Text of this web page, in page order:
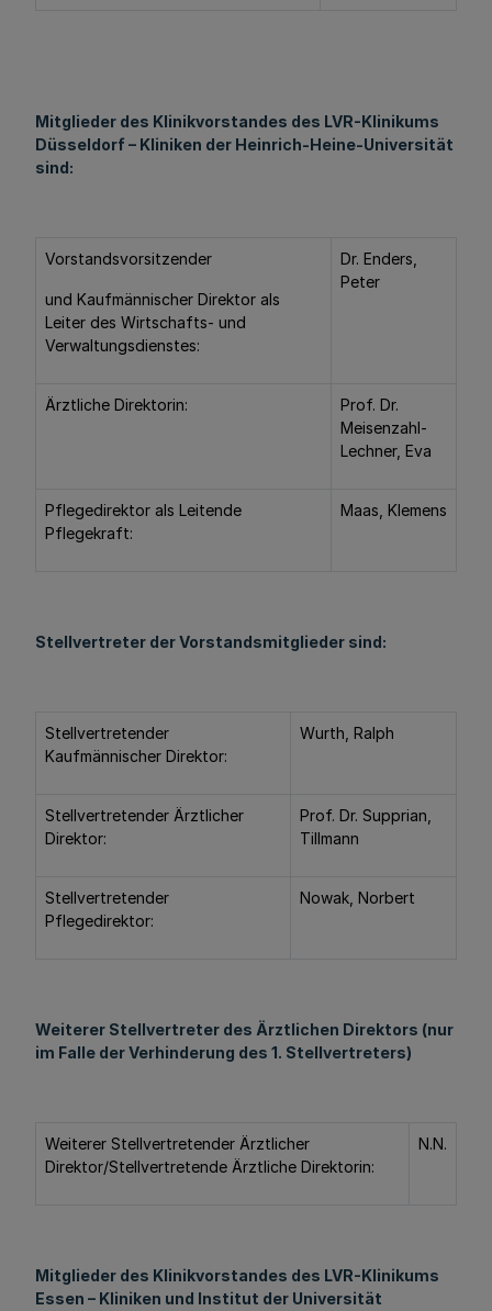
Mitglieder des Klinikvorstandes des LVR-Klinikums
Düsseldorf – Kliniken der Heinrich-Heine-Universität
sind:
Vorstandsvorsitzender
und Kaufmännischer Direktor als
Leiter des Wirtschafts- und
Verwaltungsdienstes:
Dr. Enders,
Peter
Ärztliche Direktorin:
Prof. Dr.
Meisenzahl-
Lechner, Eva
Pflegedirektor als Leitende
Pflegekraft:
Maas, Klemens
Stellvertreter der Vorstandsmitglieder sind:
Stellvertretender
Kaufmännischer Direktor:
Wurth, Ralph
Stellvertretender Ärztlicher
Direktor:
Prof. Dr. Supprian,
Tillmann
Stellvertretender
Pflegedirektor:
Nowak, Norbert
Weiterer Stellvertreter des Ärztlichen Direktors (nur
im Falle der Verhinderung des 1. Stellvertreters)
Weiterer Stellvertretender Ärztlicher
Direktor/Stellvertretende Ärztliche Direktorin:
N.N.
Mitglieder des Klinikvorstandes des LVR-Klinikums
Essen – Kliniken und Institut der Universität